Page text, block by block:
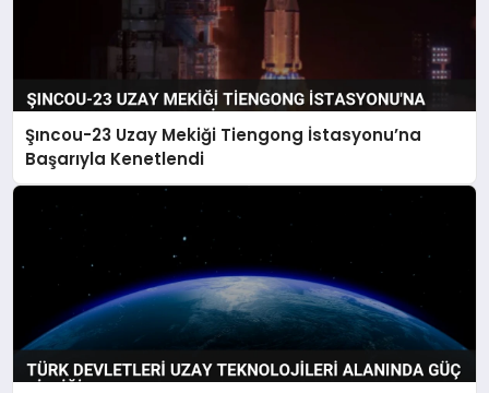
Şıncou-23 Uzay Mekiği Tiengong İstasyonu’na
Başarıyla Kenetlendi